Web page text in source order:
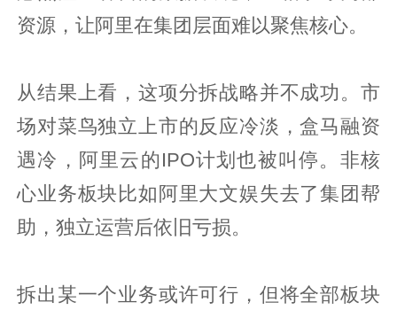
资源，让阿里在集团层面难以聚焦核心。
从结果上看，这项分拆战略并不成功。市
场对菜鸟独立上市的反应冷淡，盒马融资
遇冷，阿里云的IPO计划也被叫停。非核
心业务板块比如阿里大文娱失去了集团帮
助，独立运营后依旧亏损。
拆出某一个业务或许可行，但将全部板块